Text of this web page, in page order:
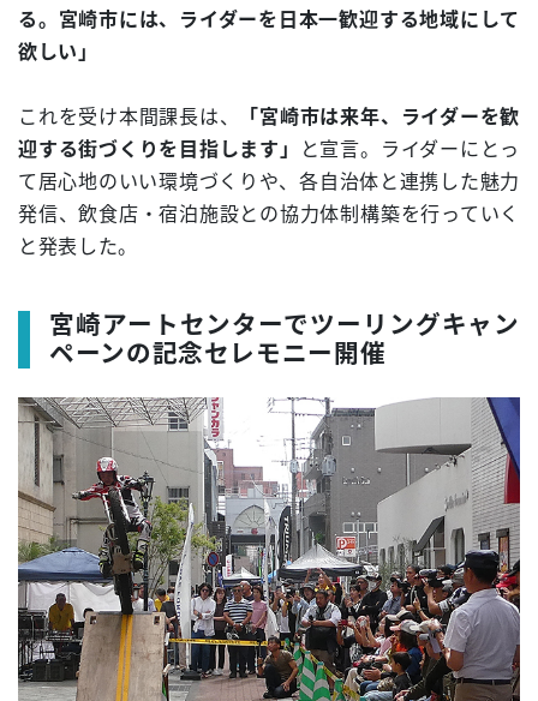
る。宮崎市には、ライダーを日本一歓迎する地域にして
欲しい」
これを受け本間課長は、
「宮崎市は来年、ライダーを歓
迎する街づくりを目指します」
と宣言。ライダーにとっ
て居心地のいい環境づくりや、各自治体と連携した魅力
発信、飲食店・宿泊施設との協力体制構築を行っていく
と発表した。
宮崎アートセンターでツーリングキャン
ペーンの記念セレモニー開催